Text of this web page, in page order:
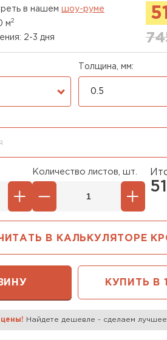
в нашем шоу-руме
м2
2-3 дня
Толщина, мм:
0.5
Количество листов, шт.
В КАЛЬКУЛЯТОРЕ
КУПИТЬ В
Найдете дешевле - сделаем